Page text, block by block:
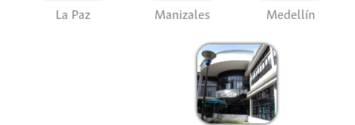
La Paz Manizales Medellín